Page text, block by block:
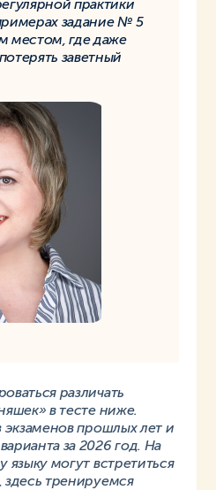
практики
задание № 5
местом, где даже
заветный
различать
в тесте ниже.
экзаменов прошлых лет и
за 2026 год. На
могут встретиться
тренируемся